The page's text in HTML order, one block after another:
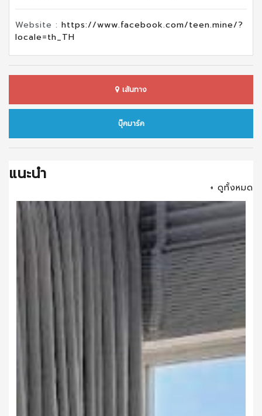
Website : https://www.facebook.com/teen.mine/?
locale=th_TH
เส้นทาง
บุ๊คมาร์ค
แนะนำ
+ ดูทั้งหมด